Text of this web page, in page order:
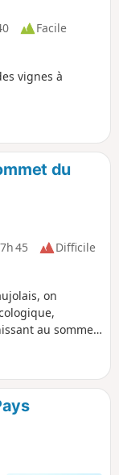
Facile
vignes à
du
7h 45
Difficile
on
au sommet
à 360°
du
une pause